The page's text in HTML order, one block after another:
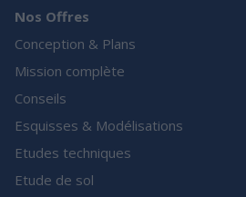
Nos Offres
Conception & Plans
Mission complète
Conseils
Esquisses & Modélisations
Etudes techniques
Etude de sol